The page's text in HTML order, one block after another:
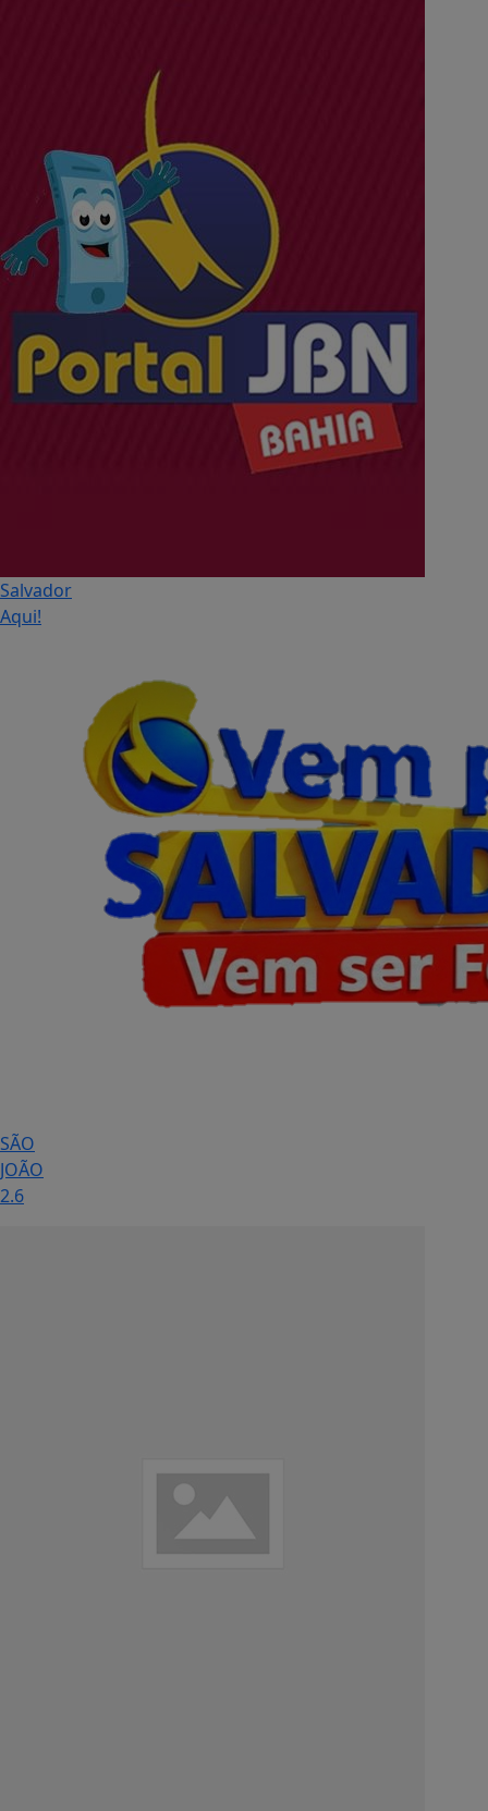
Salvador
Aqui!
SÃO
JOÃO
2.6